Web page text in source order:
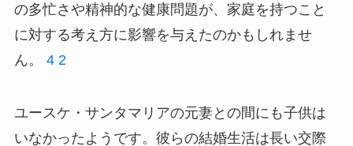
の多忙さや精神的な健康問題が、家庭を持つこと
に対する考え方に影響を与えたのかもしれませ
ん。 4 2
ユースケ・サンタマリアの元妻との間にも子供は
いなかったようです。彼らの結婚生活は長い交際